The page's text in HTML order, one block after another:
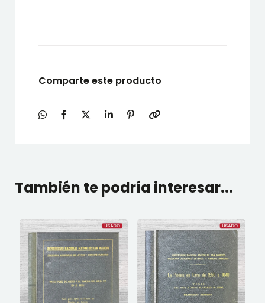
Comparte este producto
También te podría interesar...